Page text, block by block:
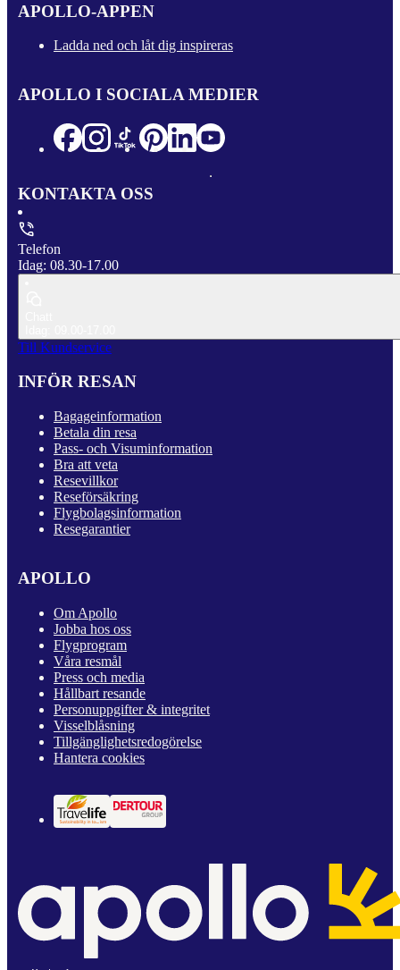
APOLLO-APPEN
Ladda ned och låt dig inspireras
APOLLO I SOCIALA MEDIER
KONTAKTA OSS
Telefon
Idag: 08.30-17.00
Till Kundservice
INFÖR RESAN
Bagageinformation
Betala din resa
Pass- och Visuminformation
Bra att veta
Resevillkor
Reseförsäkring
Flygbolagsinformation
Resegarantier
APOLLO
Om Apollo
Jobba hos oss
Flygprogram
Våra resmål
Press och media
Hållbart resande
Personuppgifter & integritet
Visselblåsning
Tillgänglighetsredogörelse
Hantera cookies